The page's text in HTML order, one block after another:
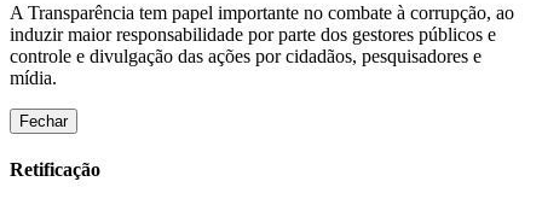
A Transparência tem papel importante no combate à corrupção, ao
induzir maior responsabilidade por parte dos gestores públicos e
controle e divulgação das ações por cidadãos, pesquisadores e
mídia.
Fechar
Retificação